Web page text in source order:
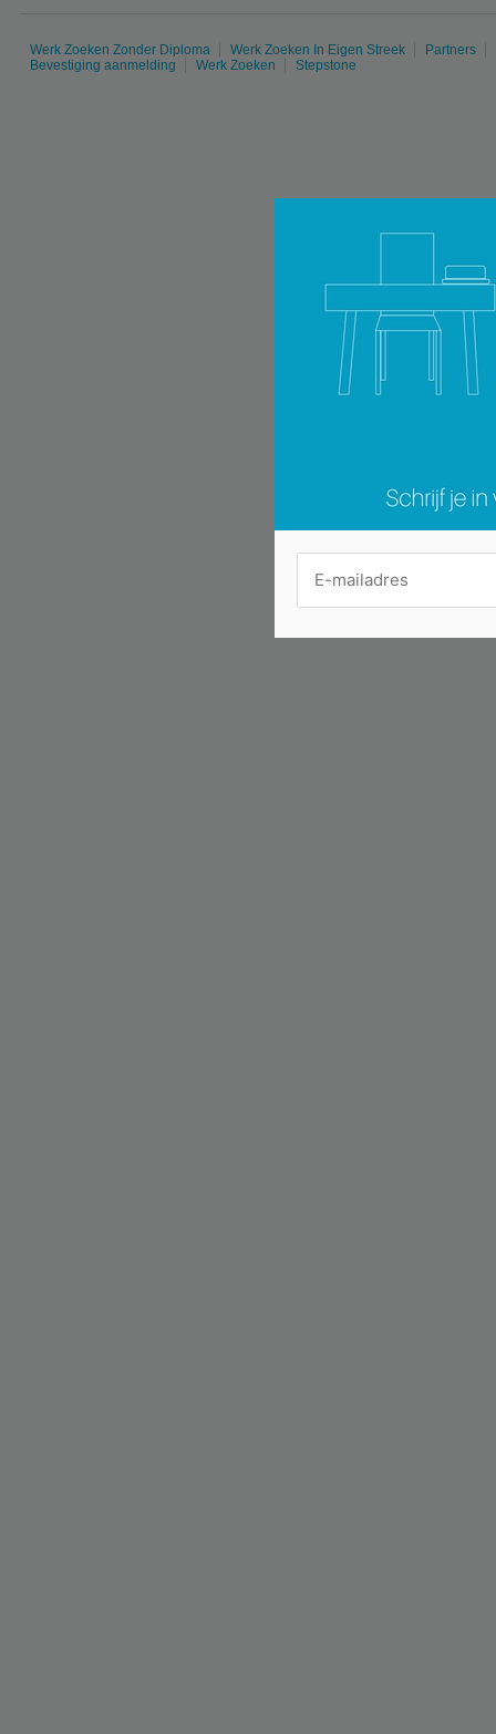
Werk Zoeken Zonder Diploma Werk Zoeken In Eigen Streek
Partners
Bevestiging aanmelding
Werk Zoeken Stepstone